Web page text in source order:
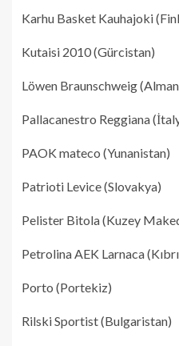
Karhu Basket Kauhajoki
Kutaisi 2010 (Gürcistan)
Löwen Braunschweig
Pallacanestro Reggiana
PAOK mateco (Yunanistan)
Patrioti Levice (Slovakya)
Pelister Bitola (Kuzey
Petrolina AEK Larnaca
Porto (Portekiz)
Rilski Sportist (Bulgaristan)